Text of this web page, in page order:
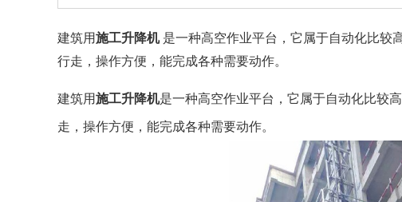
建筑用施工升降机 是一种高空作业平台，它属于自动化比较
行走，操作方便，能完成各种需要动作。
建筑用施工升降机是一种高空作业平台，它属于自动化比较
走，操作方便，能完成各种需要动作。